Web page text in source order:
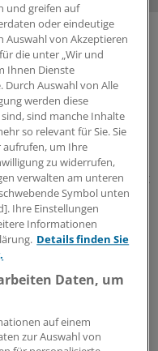
„Krankheit
im Inneren der
stärken. Richtig so, sagt
Thomas Schlegel im
Thema habe aber
meinten.
kürzer,
und greifen auf
oder eindeutige
Auswahl von Akzeptieren
die unter „Wir und
Ihnen Dienste
Durch Auswahl von Alle
werden diese
sind manche Inhalte
so relevant für Sie. Sie
aufrufen, um Ihre
zu widerrufen,
verwalten am unteren
Symbol unten
Ihre Einstellungen
Informationen
Details finden Sie
Daten, um
auf einem
zur Auswahl von